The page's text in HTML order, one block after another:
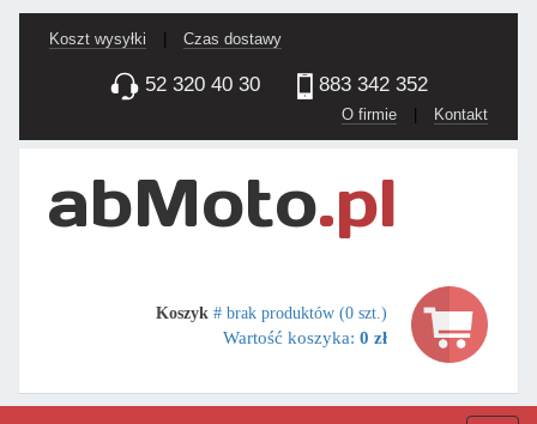
Koszt wysyłki Czas dostawy
52 320 40 30 883 342 352
O firmie | Kontakt
Koszyk # brak produktów (0 szt.)
Wartość koszyka: 0 zł